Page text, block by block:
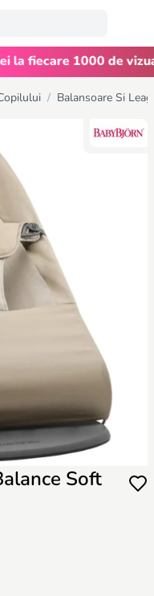
fiecare 1000 de
/ Balansoare Si
Soft